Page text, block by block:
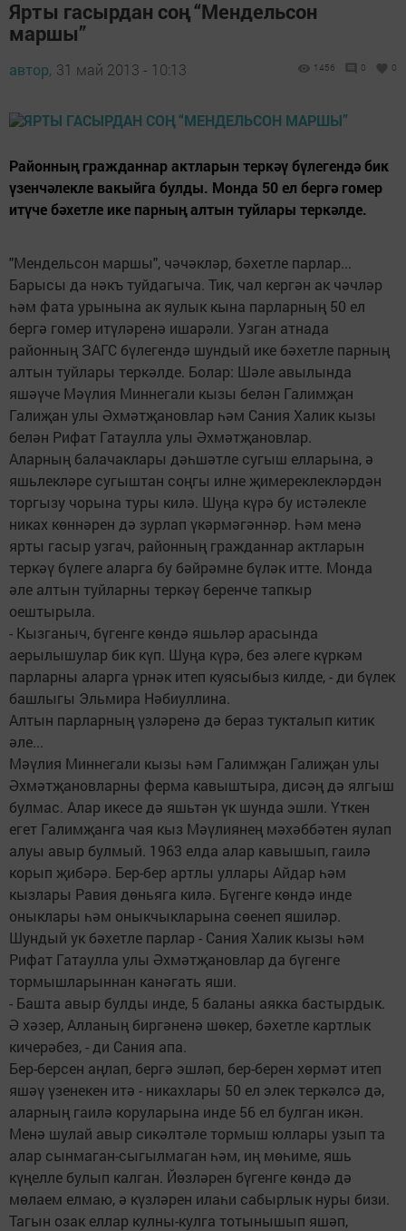
Ярты гасырдан соң “Мендельсон
маршы”
автор, 31 май 2013 - 10:13 1456 0 0
Районның гражданнар актларын теркәү бүлегендә бик
үзенчәлекле вакыйга булды. Монда 50 ел бергә гомер
итүче бәхетле ике парның алтын туйлары теркәлде.
"Мендельсон маршы", чәчәкләр, бәхетле парлар...
Барысы да нәкъ туйдагыча. Тик, чал кергән ак чәчләр
һәм фата урынына ак яулык кына парларның 50 ел
бергә гомер итүләренә ишарәли. Узган атнада
районның ЗАГС бүлегендә шундый ике бәхетле парның
алтын туйлары теркәлде. Болар: Шәле авылында
яшәүче Мәүлия Миннегали кызы белән Галимҗан
Галиҗан улы Әхмәтҗановлар һәм Сания Халик кызы
белән Рифат Гатаулла улы Әхмәтҗановлар.
Аларның балачаклары дәһшәтле сугыш елларына, ә
яшьлекләре сугыштан соңгы илне җимереклекләрдән
торгызу чорына туры килә. Шуңа күрә бу истәлекле
никах көннәрен дә зурлап үкәрмәгәннәр. Һәм менә
ярты гасыр узгач, районның гражданнар актларын
теркәү бүлеге аларга бу бәйрәмне бүләк итте. Монда
әле алтын туйларны теркәү беренче тапкыр
оештырыла.
- Кызганыч, бүгенге көндә яшьләр арасында
аерылышулар бик күп. Шуңа күрә, без әлеге күркәм
парларны аларга үрнәк итеп куясыбыз килде, - ди бүлек
башлыгы Эльмира Нәбиуллина.
Алтын парларның үзләренә дә бераз тукталып китик
әле...
Мәүлия Миннегали кызы һәм Галимҗан Галиҗан улы
Әхмәтҗановларны ферма кавыштыра, дисәң дә ялгыш
булмас. Алар икесе дә яшьтән үк шунда эшли. Үткен
егет Галимҗанга чая кыз Мәүлиянең мәхәббәтен яулап
алуы авыр булмый. 1963 елда алар кавышып, гаилә
корып җибәрә. Бер-бер артлы уллары Айдар һәм
кызлары Равия дөньяга килә. Бүгенге көндә инде
оныклары һәм оныкчыкларына сөенеп яшиләр.
Шундый ук бәхетле парлар - Сания Халик кызы һәм
Рифат Гатаулла улы Әхмәтҗановлар да бүгенге
тормышларыннан канәгать яши.
- Башта авыр булды инде, 5 баланы аякка бастырдык.
Ә хәзер, Алланың биргәненә шөкер, бәхетле картлык
кичерәбез, - ди Сания апа.
Бер-берсен аңлап, бергә эшләп, бер-берен хөрмәт итеп
яшәү үзенекен итә - никахлары 50 ел элек теркәлсә дә,
аларның гаилә коруларына инде 56 ел булган икән.
Менә шулай авыр сикәлтәле тормыш юллары узып та
алар сынмаган-сыгылмаган һәм, иң мөһиме, яшь
күңелле булып калган. Йөзләрен бүгенге көндә дә
мөлаем елмаю, ә күзләрен илаһи сабырлык нуры бизи.
Тагын озак еллар кулны-кулга тотынышып яшәп,